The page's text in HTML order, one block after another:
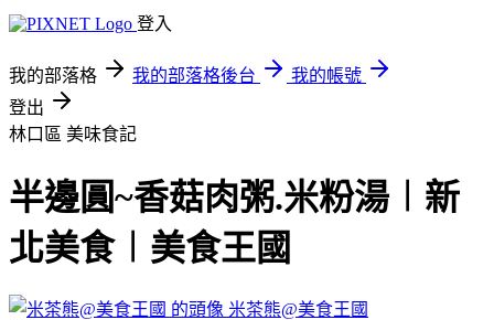
登入
我的部落格 我的部落格後台
我的帳號
登出
林口區 美味食記
半邊圓~香菇肉粥.米粉湯︱新
北美食︱美食王國
米茶熊@美食王國